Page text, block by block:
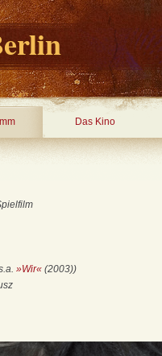
Das Kino
»Wir« (2003))